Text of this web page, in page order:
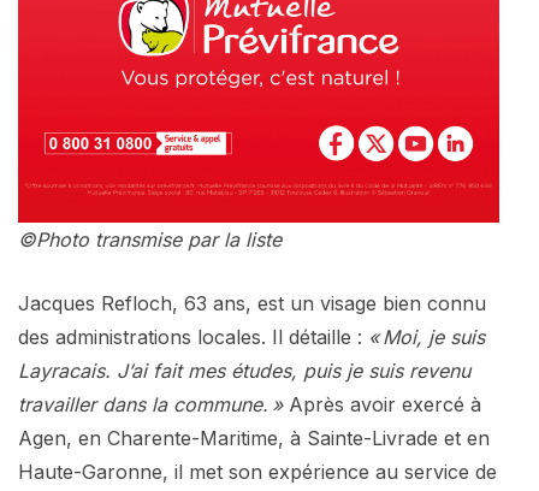
©Photo transmise par la liste
Jacques Refloch, 63 ans, est un visage bien connu
des administrations locales. Il détaille : « Moi, je suis
Layracais. J’ai fait mes études, puis je suis revenu
travailler dans la commune. »Après avoir exercé à
Agen, en Charente-Maritime, à Sainte-Livrade et en
Haute-Garonne, il met son expérience au service de